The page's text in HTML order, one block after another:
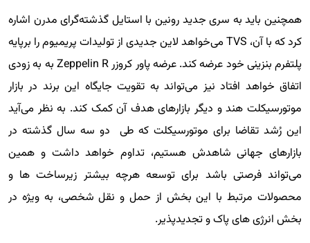
همچنین باید به سری جدید رونین با استایل گذشته‌گرای مدرن اشاره
کرد که با آن، TVS می‌خواهد لاین جدیدی از تولیدات پریمیوم را برپایه
پلتفرم بنزینی خود عرضه کند. عرضه پاور کروزر Zeppelin R به به زودی
اتفاق خواهد افتاد نیز می‌تواند به تقویت جایگاه این برند در بازار
موتورسیکلت هند و دیگر بازارهای هدف آن کمک کند. به نظر می‌آید
این رُشد تقاضا برای موتورسیکلت که طی دو سه سال گذشته در
بازارهای جهانی شاهدش هستیم، تداوم خواهد داشت و همین
می‌تواند فرصتی باشد برای توسعه هرچه بیشتر زیرساخت ها و
محصولات مرتبط با این بخش از حمل و نقل شخصی، به ویژه در
بخش انرژی های پاک و تجدیدپذیر.